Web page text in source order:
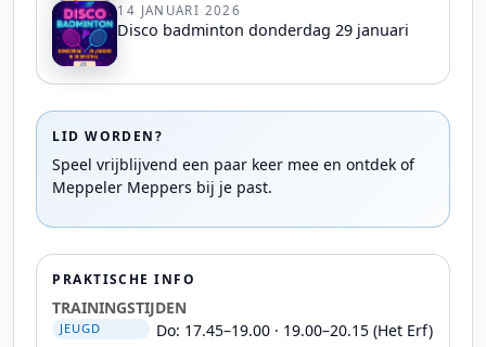
14 JANUARI 2026
Disco badminton donderdag 29 januari
LID WORDEN?
Speel vrijblijvend een paar keer mee en ontdek of
Meppeler Meppers bij je past.
PRAKTISCHE INFO
TRAININGSTIJDEN
JEUGD Do: 17.45–19.00 · 19.00–20.15 (Het Erf)